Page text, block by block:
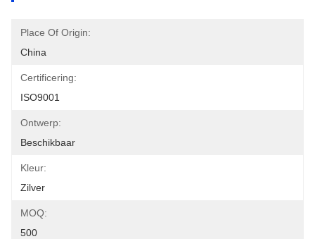
Place Of Origin:
China
Certificering:
ISO9001
Ontwerp:
Beschikbaar
Kleur:
Zilver
MOQ:
500